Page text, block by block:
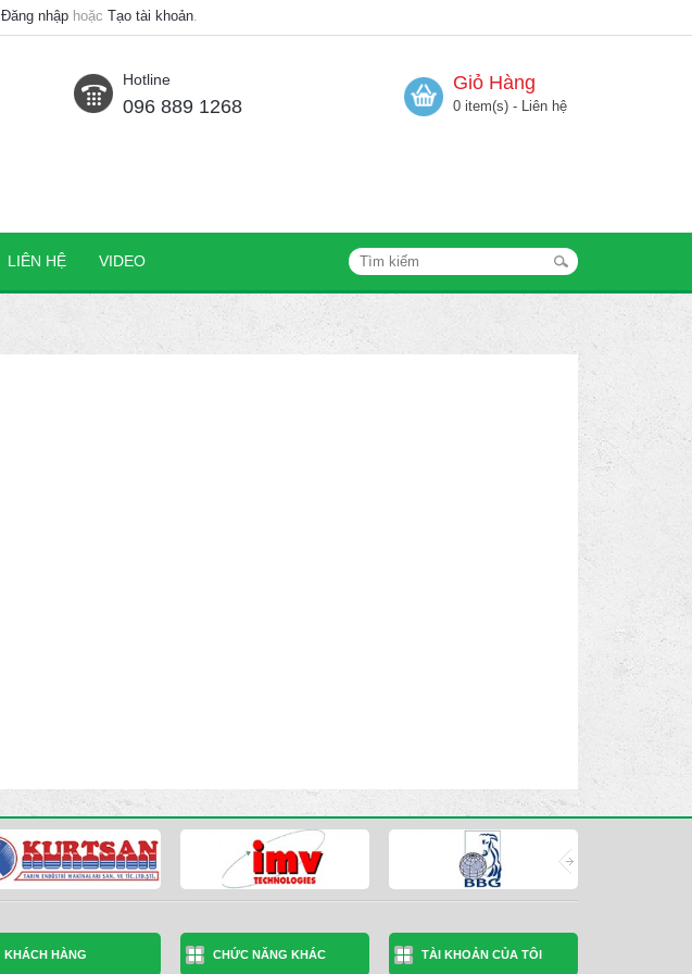
Đăng nhập hoặc Tạo tài khoản.
Hotline
096 889 1268
Giỏ Hàng
0 item(s) - Liên hệ
LIÊN HỆ VIDEO
KHÁCH HÀNG CHỨC NĂNG KHÁC TÀI KHOẢN CỦA TÔI